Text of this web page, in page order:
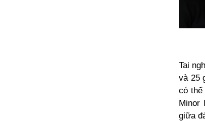
Tai
và 25
có
Minor
giữa